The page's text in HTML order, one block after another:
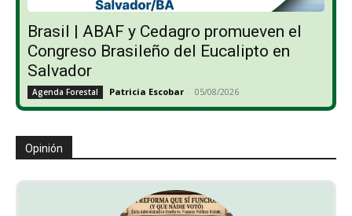
Brasil | ABAF y Cedagro promueven el
Congreso Brasileño del Eucalipto en
Salvador
Agenda Forestal Patricia Escobar - 05/08/2026
Opinión